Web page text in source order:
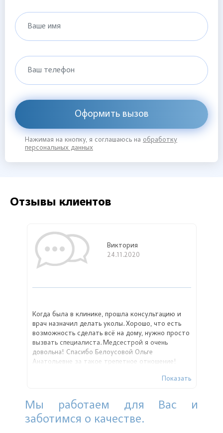
Ваше имя
Ваш телефон
Оформить вызов
Нажимая на кнопку, я соглашаюсь на обработку
персональных данных
Отзывы клиентов
Виктория
24.11.2020
Когда была в клинике, прошла консультацию и
врач назначил делать уколы. Хорошо, что есть
возможность сделать всё на дому, нужно просто
вызвать специалиста. Медсестрой я очень
довольна! Спасибо Белоусовой Ольге
Анатольевне за такое трепетное отношение!
Показать
Мы работаем для Вас и
заботимся о качестве.